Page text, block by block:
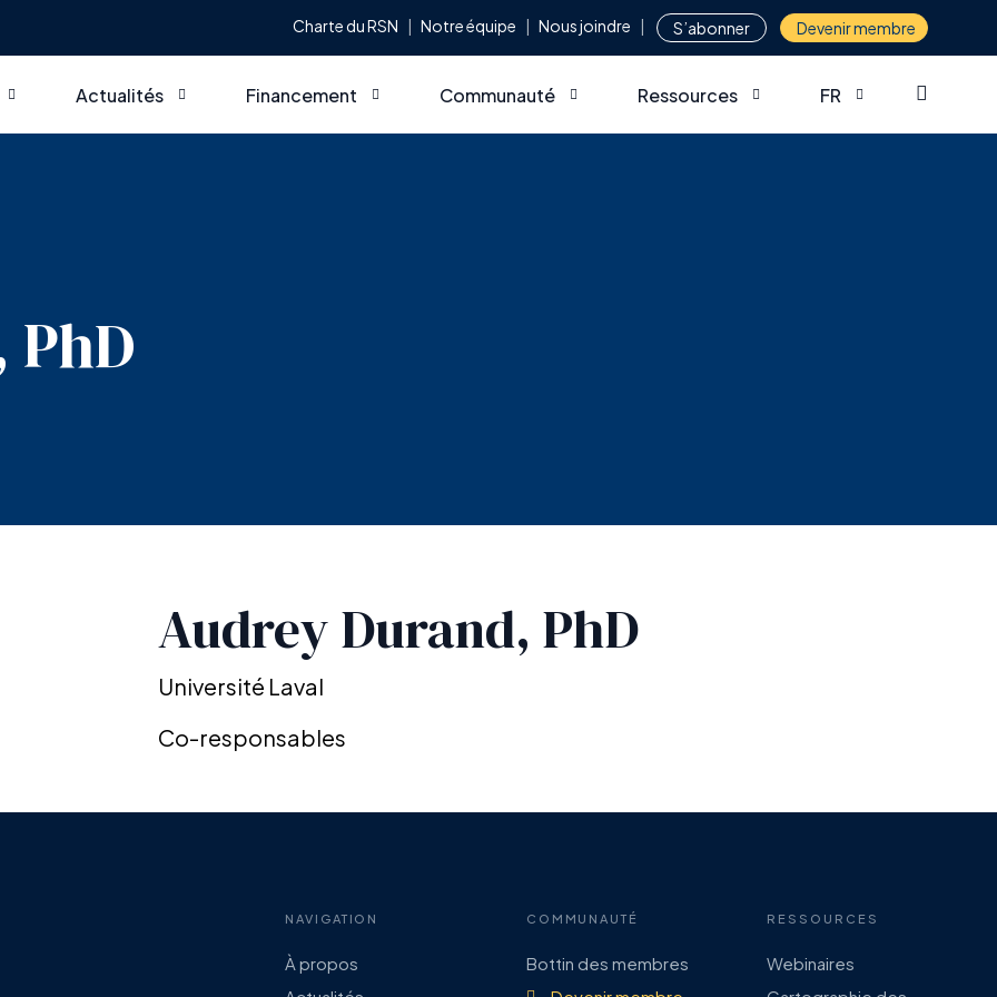
Charte du RSN Notre équipe Nous joindre S’abonner Devenir membre
Actualités Financement Communauté Ressources FR
Audrey Durand, PhD
Université Laval
Co-responsables
NAVIGATION
À propos
COMMUNAUTÉ
Bottin des membres
RESSOURCES
Webinaires